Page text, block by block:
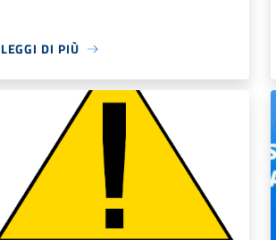
LEGGI DI PIÙ